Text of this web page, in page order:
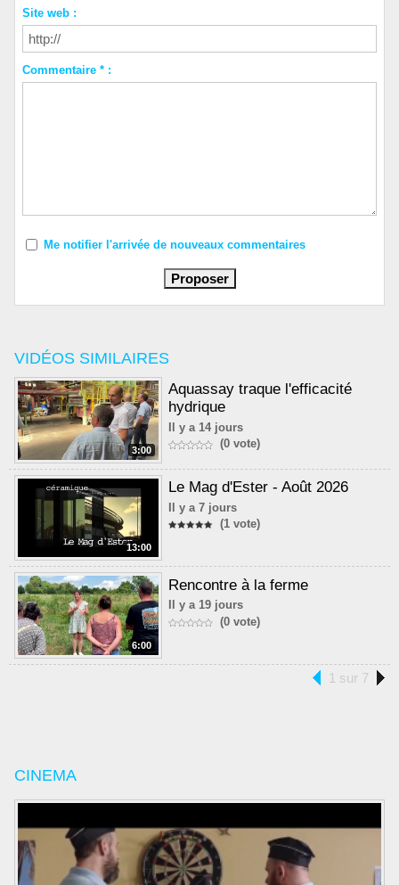
VIDÉOS SIMILAIRES
3:00
Aquassay traque l'efficacité
hydrique
Il y a 14 jours
(0 vote)
13:00
Le Mag d'Ester - Août 2026
Il y a 7 jours
(1 vote)
6:00
Rencontre à la ferme
Il y a 19 jours
(0 vote)
1 sur 7
CINEMA
Site web :
Commentaire * :
Me notifier l'arrivée de nouveaux commentaires